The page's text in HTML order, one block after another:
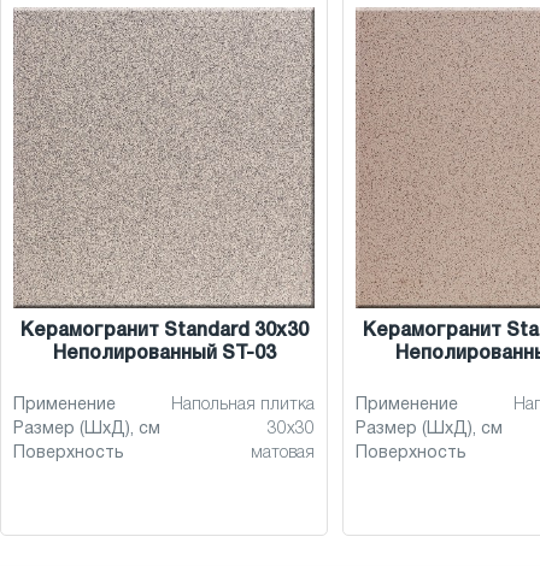
Керамогранит Standard 30x30
Неполированный ST-03
Применение
Напольная плитка
Размер (ШхД), см
30x30
Поверхность
матовая
Керамогранит
Применение
Размер (ШхД), см
Поверхность